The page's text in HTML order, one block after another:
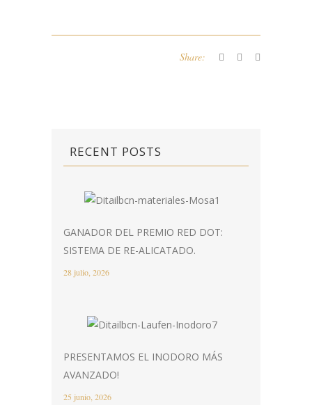
Share:
RECENT POSTS
GANADOR DEL PREMIO RED DOT:
SISTEMA DE RE-ALICATADO.
28 julio, 2026
PRESENTAMOS EL INODORO MÁS
AVANZADO!
25 junio, 2026